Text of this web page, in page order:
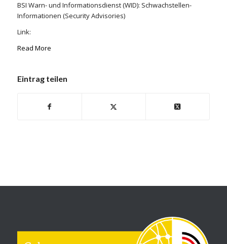
BSI Warn- und Informationsdienst (WID): Schwachstellen-
Informationen (Security Advisories)
Link:
Read More
Eintrag teilen